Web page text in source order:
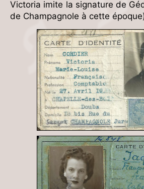
Victoria imite la signature de
de Champagnole à cette